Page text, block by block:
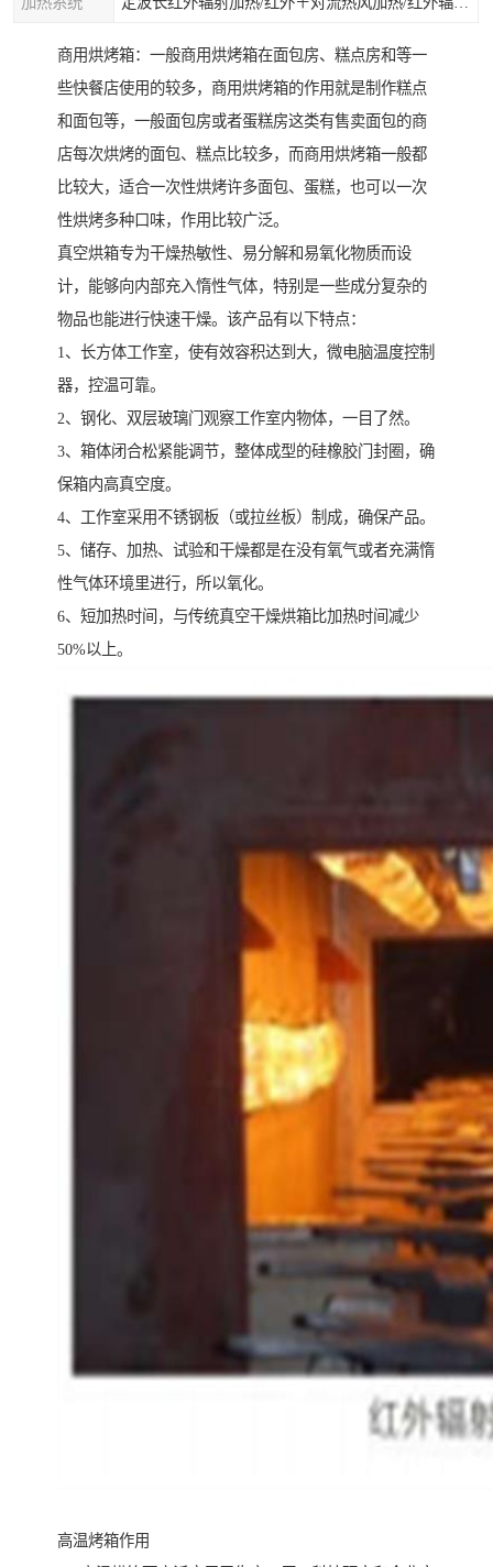
商用烘烤箱：一般商用烘烤箱在面包房、糕点房和等一
些快餐店使用的较多，商用烘烤箱的作用就是制作糕点
和面包等，一般面包房或者蛋糕房这类有售卖面包的商
店每次烘烤的面包、糕点比较多，而商用烘烤箱一般都
比较大，适合一次性烘烤许多面包、蛋糕，也可以一次
性烘烤多种口味，作用比较广泛。
真空烘箱专为干燥热敏性、易分解和易氧化物质而设
计，能够向内部充入惰性气体，特别是一些成分复杂的
物品也能进行快速干燥。该产品有以下特点：
1、长方体工作室，使有效容积达到大，微电脑温度控制
器，控温可靠。
2、钢化、双层玻璃门观察工作室内物体，一目了然。
3、箱体闭合松紧能调节，整体成型的硅橡胶门封圈，确
保箱内高真空度。
4、工作室采用不锈钢板（或拉丝板）制成，确保产品。
5、储存、加热、试验和干燥都是在没有氧气或者充满惰
性气体环境里进行，所以氧化。
6、短加热时间，与传统真空干燥烘箱比加热时间减少
50%以上。
高温烤箱作用